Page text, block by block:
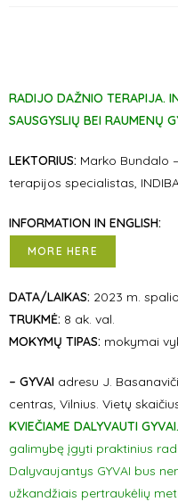
RADIJO DAŽNIO TERAPIJA.
SAUSGYSLIŲ BEI RAUMENŲ
LEKTORIUS: Marko Bundalo
terapijos specialistas,
INFORMATION IN ENGLISH:
MORE HERE
DATA/LAIKAS: 2023 m.
TRUKMĖ: 8 ak. val.
MOKYMŲ TIPAS: mokymai
– GYVAI adresu J.
centras, Vilnius. Vietų
KVIEČIAME DALYVAUTI GYVAI.
galimybę įgyti praktinius
Dalyvaujantys GYVAI bus
užkandžiais pertraukėlių